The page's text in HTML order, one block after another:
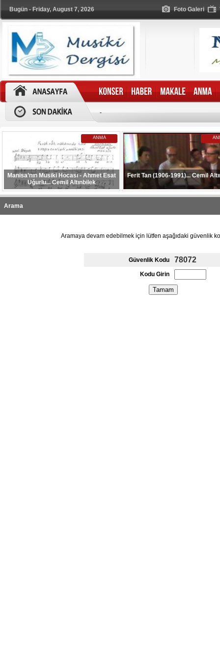
Bugün - Friday, August 7, 2026 Foto Galeri
-
ANMA
Manisa’nın Musiki Hocası - Ahmet Esat
Uğurlu... Cemil Altınbilek
Ferit Tan (1906-1991)... Cemil
Arama
Aramaya devam edebilmek için lütfen aşağıdaki güvenlik
Güvenlik Kodu 78072
Kodu Girin